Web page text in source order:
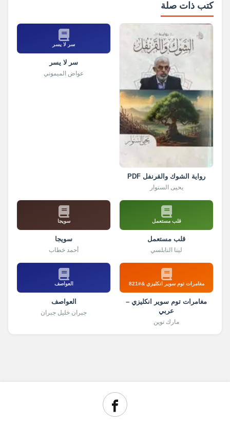
كتب ذات صلة
رواية الشوك والقرنفل PDF
يحيى السنوار
سر لا يسر
سر لا يسر
عواض الميموني
قلب مستعمل
قلب مستعمل
لينا النابلسي
سويجا
سويجا
أحمد خطاب
مغامرات توم سوير انكليزي &#821
مغامرات توم سوير انكليزي –
عربي
مارك توين
العواصف
العواصف
جبران خليل جبران